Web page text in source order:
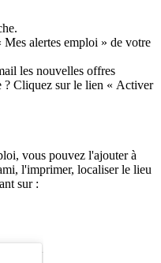
alertes emploi » de votre
les nouvelles offres
? Cliquez sur le lien « Activer
vous pouvez l'ajouter à
l'imprimer, localiser le lieu
sur :